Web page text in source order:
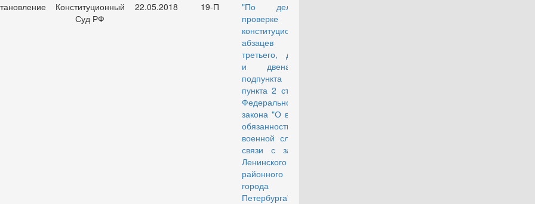
Конституционный
Суд РФ
22.05.2018 19-П
"По делу о
проверке
конституционности
абзацев второго,
третьего, десятого
и двенадцатого
подпункта "а"
пункта 2 статьи 24
Федерального
закона "О воинской
обязанности и
военной службе" в
связи с запросом
Ленинского
районного суда
города Санкт-
Петербурга"